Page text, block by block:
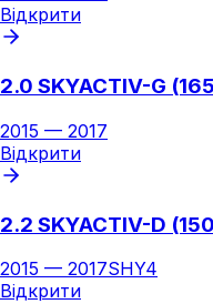
Відкрити
2.0 SKYACTIV-G
2015 — 2017
Відкрити
2.2 SKYACTIV-D
2015 — 2017SHY4
Відкрити